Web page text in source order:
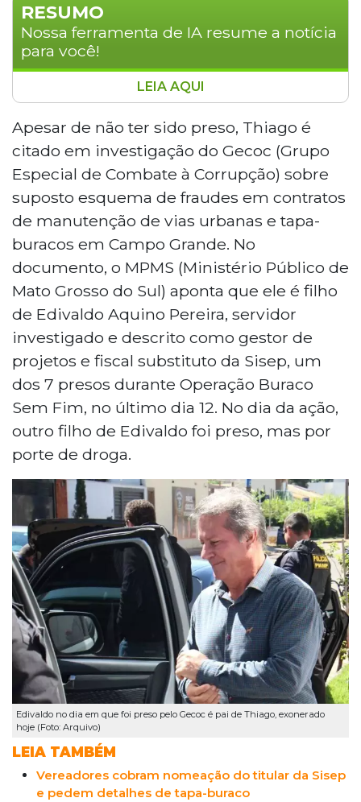
RESUMO
Nossa ferramenta de IA resume a notícia
para você!
A Prefeitura de Campo Grande exonerou
Thiago Nogueira Pereira do cargo de
gestor de projetos da Sisep após ele ser
citado em investigação do Gecoc sobre
fraudes em contratos de manutenção de
vias. Filho de Edivaldo Aquino Pereira,
preso na Operação Buraco Sem Fim,
Thiago é apontado pelo MPMS como
intermediário no recebimento de
propinas. A Construtora Rial Ltda. teria
firmado contratos de R$ 113,7 milhões
com o município entre 2018 e 2025.
LEIA AQUI
Apesar de não ter sido preso, Thiago é
citado em investigação do Gecoc (Grupo
Especial de Combate à Corrupção) sobre
suposto esquema de fraudes em contratos
de manutenção de vias urbanas e tapa-
buracos em Campo Grande. No
documento, o MPMS (Ministério Público de
Mato Grosso do Sul) aponta que ele é filho
de Edivaldo Aquino Pereira, servidor
investigado e descrito como gestor de
projetos e fiscal substituto da Sisep, um
dos 7 presos durante Operação Buraco
Sem Fim, no último dia 12. No dia da ação,
outro filho de Edivaldo foi preso, mas por
porte de droga.
Edivaldo no dia em que foi preso pelo Gecoc é pai de Thiago, exonerado
hoje (Foto: Arquivo)
LEIA TAMBÉM
Vereadores cobram nomeação do titular da Sisep
e pedem detalhes de tapa-buraco